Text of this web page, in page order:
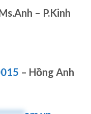
– P.Kinh
– Hồng Anh